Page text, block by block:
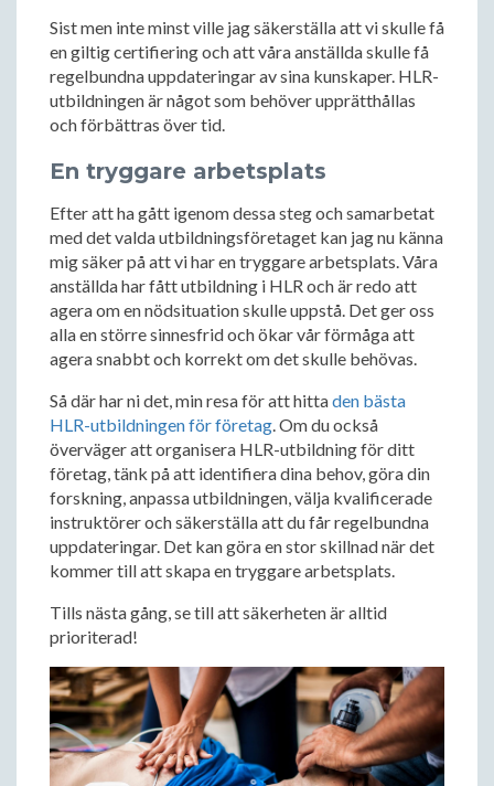
Sist men inte minst ville jag säkerställa att vi skulle få
en giltig certifiering och att våra anställda skulle få
regelbundna uppdateringar av sina kunskaper. HLR-
utbildningen är något som behöver upprätthållas
och förbättras över tid.
En tryggare arbetsplats
Efter att ha gått igenom dessa steg och samarbetat
med det valda utbildningsföretaget kan jag nu känna
mig säker på att vi har en tryggare arbetsplats. Våra
anställda har fått utbildning i HLR och är redo att
agera om en nödsituation skulle uppstå. Det ger oss
alla en större sinnesfrid och ökar vår förmåga att
agera snabbt och korrekt om det skulle behövas.
Så där har ni det, min resa för att hittaden bästa
HLR-utbildningen för företag. Om du också
överväger att organisera HLR-utbildning för ditt
företag, tänk på att identifiera dina behov, göra din
forskning, anpassa utbildningen, välja kvalificerade
instruktörer och säkerställa att du får regelbundna
uppdateringar. Det kan göra en stor skillnad när det
kommer till att skapa en tryggare arbetsplats.
Tills nästa gång, se till att säkerheten är alltid
prioriterad!